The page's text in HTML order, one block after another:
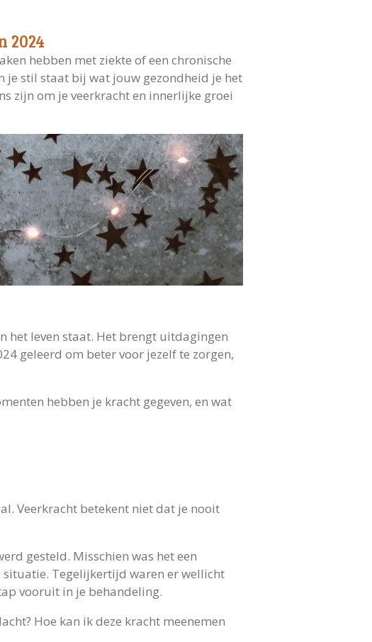
hebben met ziekte of een chronische
je stil staat bij wat jouw gezondheid je het
zijn om je veerkracht en innerlijke groei
het leven staat. Het brengt uitdagingen
geleerd om beter voor jezelf te zorgen,
hebben je kracht gegeven, en wat
Veerkracht betekent niet dat je nooit
gesteld. Misschien was het een
Tegelijkertijd waren er wellicht
vooruit in je behandeling.
Hoe kan ik deze kracht meenemen